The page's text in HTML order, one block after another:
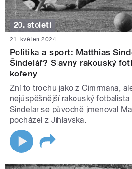
20. století
21. květen 2024
Politika a sport: Matthias
Šindelář? Slavný rakouský
kořeny
Zní to trochu jako z Cimrmana,
nejúspěšnější rakouský
Sindelar se původně jmenoval
pocházel z Jihlavska.